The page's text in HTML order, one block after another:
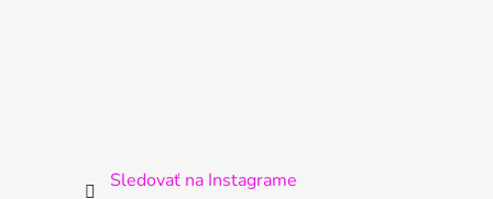
Sledovať na Instagrame